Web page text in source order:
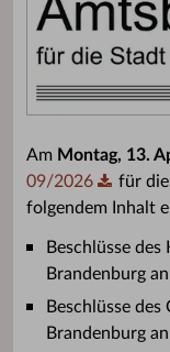
Am Montag, 13.
09/2026
für
folgendem Inhalt
Beschlüsse
Brandenburg
Beschlüsse
Brandenburg